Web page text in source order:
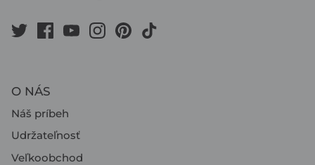
O NÁS
Náš príbeh
Udržateľnosť
Veľkoobchod